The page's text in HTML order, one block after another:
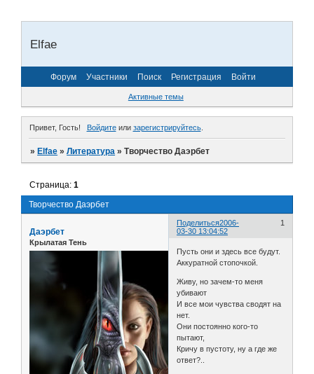
Elfae
Форум Участники Поиск Регистрация Войти
Активные темы
Привет, Гость! Войдитеили зарегистрируйтесь.
»Elfae »Литература »Творчество Даэрбет
Творчество Даэрбет
Страница:1
Поделиться 1
2006-
03-30 13:04:52
Даэрбет
Крылатая Тень
Пусть они и здесь все будут.
Аккуратной стопочкой.
Живу, но зачем-то меня
убивают
И все мои чувства сводят на
нет.
Они постоянно кого-то
пытают,
Кричу в пустоту, ну а где же
ответ?..